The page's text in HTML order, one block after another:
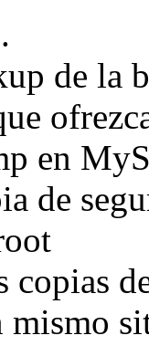
de la
en
de
mismo